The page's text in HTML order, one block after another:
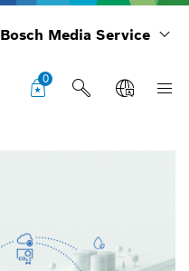
Bosch Media Service
0